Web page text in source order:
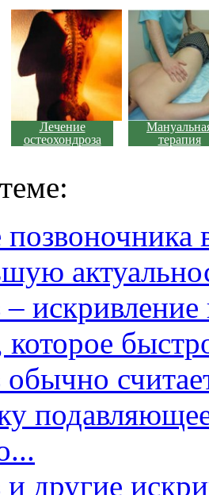
Лечение
остеохондроза
терапия
которое
другие